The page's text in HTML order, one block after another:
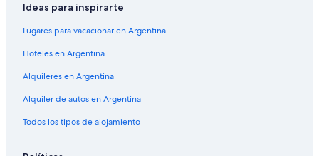
Ideas para inspirarte
Lugares para vacacionar en Argentina
Hoteles en Argentina
Alquileres en Argentina
Alquiler de autos en Argentina
Todos los tipos de alojamiento